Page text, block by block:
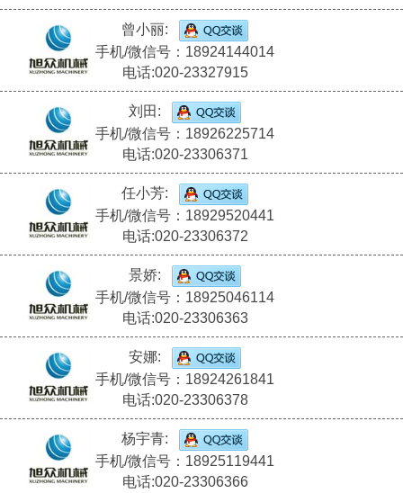
曾小丽:
手机/微信号：18924144014
电话:020-23327915
刘田:
手机/微信号：18926225714
电话:020-23306371
任小芳:
手机/微信号：18929520441
电话:020-23306372
景娇:
手机/微信号：18925046114
电话:020-23306363
安娜:
手机/微信号：18924261841
电话:020-23306378
杨宇青:
手机/微信号：18925119441
电话:020-23306366